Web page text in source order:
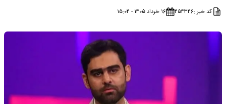
کد خبر :۴۵۴۳۴۶ ۱۶ خرداد ۱۴۰۵ - ۱۵:۰۴